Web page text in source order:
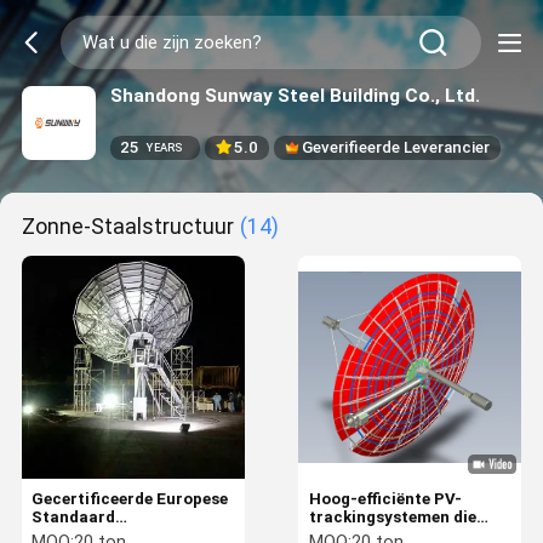
Shandong Sunway Steel Building Co., Ltd.
25 YEARS 5.0 Geverifieerde Leverancier
Zonne-Staalstructuur (14)
Gecertificeerde Europese
Standaard
Zonnevolgstructuren
Hoog-efficiënte PV-
trackingsystemen die
wereldwijde zonne-